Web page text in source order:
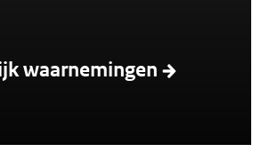
waarnemingen